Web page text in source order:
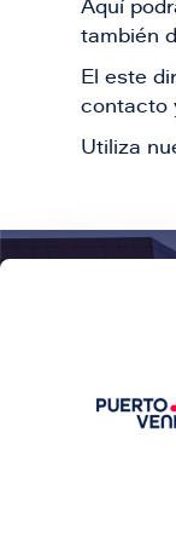
Aquí
también
El este
contacto
Utiliza